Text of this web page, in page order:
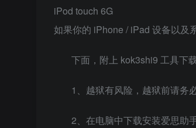
iPod touch 6G
如果你的 iPhone / iPad 设备以及
下面，附上 kok3shi9 工具下
1、越狱有风险，越狱前请务
2、在电脑中下载安装爱思助